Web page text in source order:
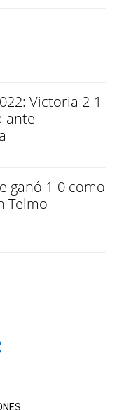
Victoria 2-1
ante
ganó 1-0 como
Telmo